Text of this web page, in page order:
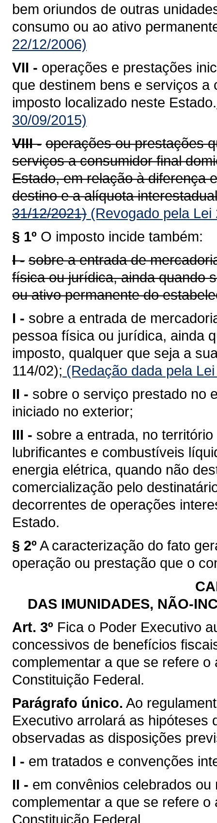
bem oriundos de outras
consumo ou ao ativo
22/12/2006)
VII - operações e prestações
que destinem bens e serviços a
imposto localizado neste Estado.
30/09/2015)
VIII - operações ou prestações
serviços a consumidor final
Estado, em relação à diferença
destino e a alíquota
31/12/2021) (Revogado pela
§ 1º O imposto incide também:
I - sobre a entrada de
física ou jurídica, ainda quando
ou ativo permanente do
I - sobre a entrada de
pessoa física ou jurídica, ainda
imposto, qualquer que seja a
114/02); (Redação dada pela
II - sobre o serviço prestado no
iniciado no exterior;
III - sobre a entrada, no
lubrificantes e combustíveis
energia elétrica, quando não
comercialização pelo
decorrentes de operações
Estado.
§ 2º A caracterização do fato
operação ou prestação que o
DAS IMUNIDADES, NÃO-
Art. 3º Fica o Poder Executivo
concessivos de benefícios
complementar a que se refere
Constituição Federal.
Parágrafo único. Ao
Executivo arrolará as hipóteses
observadas as disposições
I - em tratados e convenções
II - em convênios celebrados
complementar a que se refere
Constituição Federal.